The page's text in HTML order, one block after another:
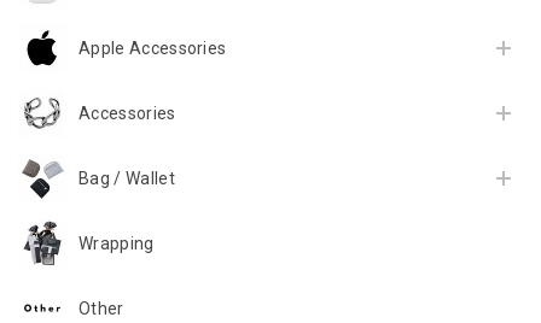
Apple Accessories
Accessories
Bag / Wallet
Wrapping
Other